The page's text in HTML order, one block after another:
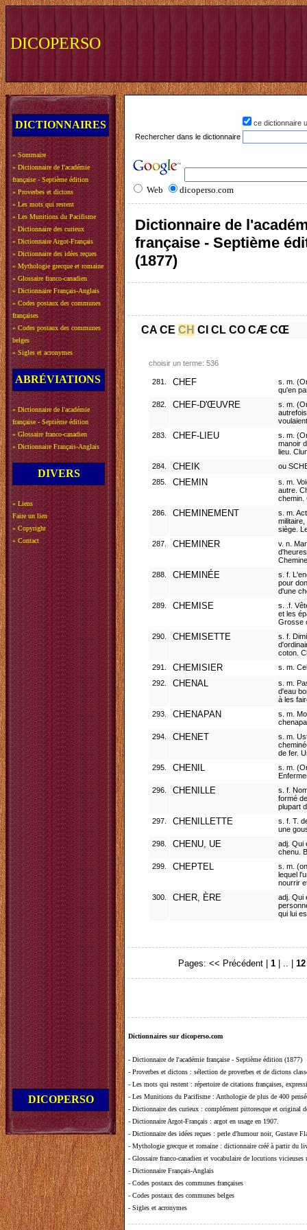
DICOPERSO
DICTIONNAIRES
» Sommaire
» Dictionnaire de l'académie
française - Septième édition
» Proverbes et dictons
» Les mots qui restent
» Les Munitions du Pacifisme
» Dictionnaire des curieux
» Dictionnaire Argot-Français
» Dictionnaire des idées reçues
» Mythologie grecque et romaine
» Glossaire franco-canadien
» Dictionnaire Français-Anglais
» Codes postaux des communes
françaises
» Codes postaux des communes
belges
» Sigles et acronymes
ABRÉVIATIONS
» Dictionnaire de l'académie
française - Septième édition
» Glossaire franco-canadien
» Dictionnaire Français-Anglais
DIVERS
» Liens
Faire un lien
» Copyright
» Contact
DICOPERSO
ce dictionnaire
Rechercher dans le dictionnaire
Web dicoperso.com
Dictionnaire de
française - Septième
(1877)
CA CE CH CI CL CO CÆ CŒ
choisir un terme: 536
281. CHEF
s. m.
qu'en
282.
CHEF-D'ŒUVRE
s. m.
283.
CHEF-LIEU
s. m.
manoir
lieu.
284.
CHEIK
ou
285.
CHEMIN
s. m.
autre.
chemin.
286.
CHEMINEMENT
s. m.
siège.
287.
CHEMINER
v. n.
288.
CHEMINÉE
s. f.
pour
d'une
289.
CHEMISE
s. .f.
et les
Grosse
290.
CHEMISETTE
s. f.
coton.
291.
CHEMISIER
s. m.
292.
CHENAL
s. m.
d'eau
à les
293.
CHENAPAN
s. m.
294.
CHENET
s. m.
de fer.
295.
CHENIL
s. m.
296.
CHENILLE
s. f.
formé
plupart
297.
CHENILLETTE
s. f. T.
une
298.
CHENU, UE
adj. Qui
chenu.
299.
CHEPTEL
s. m.
lequel
nourrir
300.
CHER, ÈRE
adj. Qui
qui lui
Pages: << Précédent| 1| .. | 12
Dictionnaires sur dicoperso.com
- Dictionnaire de l'académie française - Septième édition (1877)
- Proverbes et dictons : sélection de proverbes et de dictons
- Les mots qui restent : répertoire de citations françaises,
- Les Munitions du Pacifisme : Anthologie de plus de 400
- Dictionnaire des curieux : complément pittoresque et original
- Dictionnaire Argot-Français : argot en usage en 1907.
- Dictionnaire des idées reçues : perle d'humour noir, Gustave
- Mythologie grecque et romaine : dictionnaire créé à partir du
- Glossaire franco-canadien et vocabulaire de locutions vicieuses
- Dictionnaire Français-Anglais
- Codes postaux des communes françaises
- Codes postaux des communes belges
- Sigles et acronymes